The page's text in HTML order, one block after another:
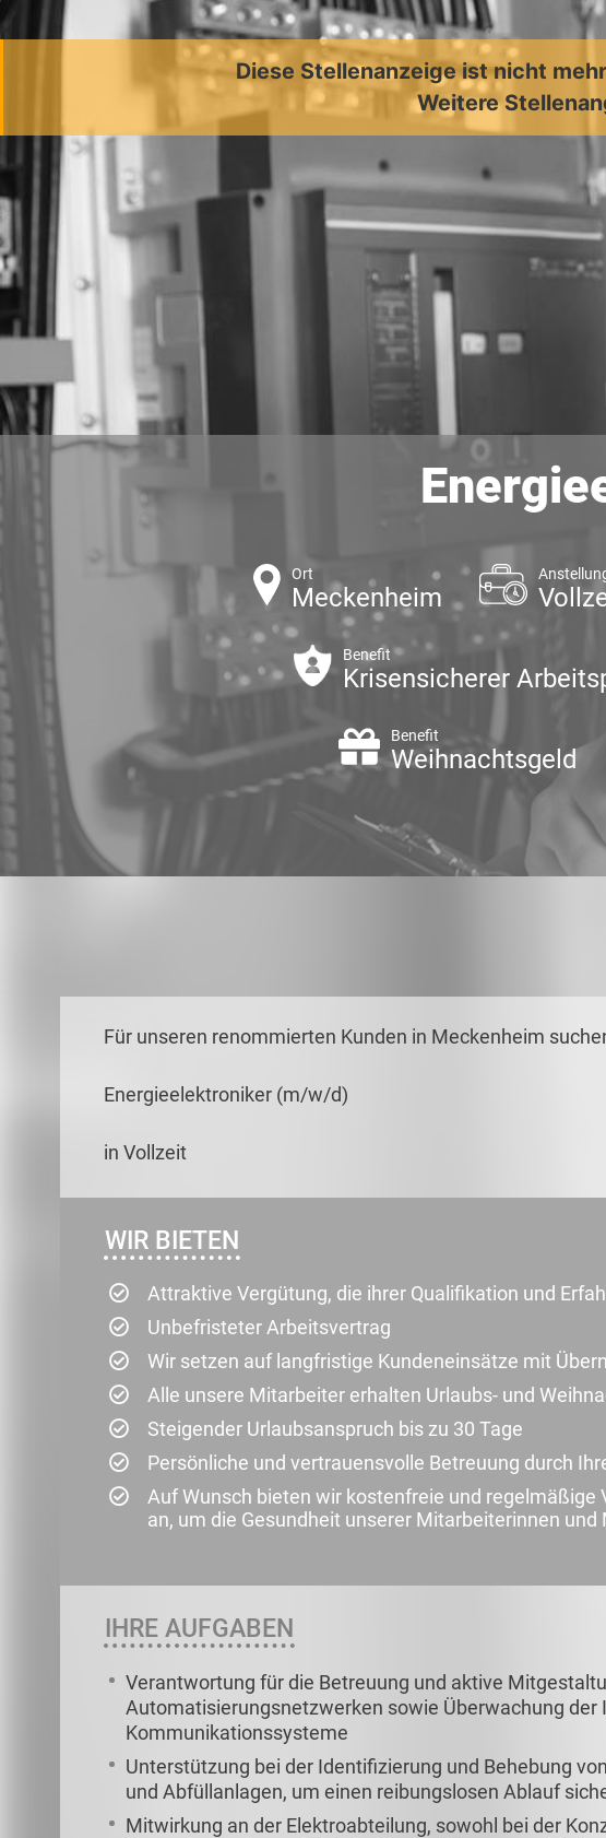
Diese Stellenanzeige ist nicht
Weitere
Ort
Meckenheim
Benefit
Krisensicherer
Benefit
Weihnachtsgeld
Für unseren renommierten Kunden in Meckenheim
Energieelektroniker (m/w/d)
in Vollzeit
WIR BIETEN
Attraktive Vergütung, die ihrer Qualifikation und
Unbefristeter Arbeitsvertrag
Wir setzen auf langfristige Kundeneinsätze mit
Alle unsere Mitarbeiter erhalten Urlaubs- und
Steigender Urlaubsanspruch bis zu 30 Tage
Persönliche und vertrauensvolle Betreuung durch
Auf Wunsch bieten wir kostenfreie und regelmäßige
an, um die Gesundheit unserer Mitarbeiterinnen
IHRE AUFGABEN
Verantwortung für die Betreuung und aktive
Automatisierungsnetzwerken sowie Überwachung der
Kommunikationssysteme
Unterstützung bei der Identifizierung und Behebung
und Abfüllanlagen, um einen reibungslosen Ablauf
Mitwirkung an der Elektroabteilung, sowohl bei der